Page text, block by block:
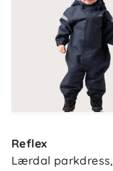
Reflex
Lærdal parkdress,